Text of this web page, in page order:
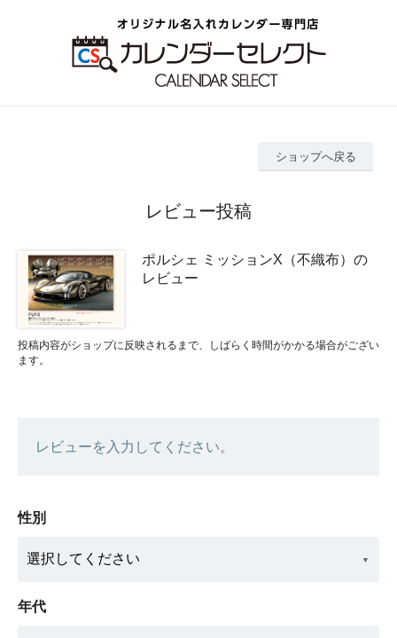
ショップへ戻る
レビュー投稿
ポルシェ ミッションX（不織布）の
レビュー
投稿内容がショップに反映されるまで、しばらく時間がかかる場合がござい
ます。
レビューを入力してください。
性別
年代